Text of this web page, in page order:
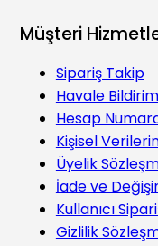
Müşteri
Sipariş Takip
Havale
Hesap
Kişisel
Üyelik
İade ve
Kullanıcı
Gizlilik